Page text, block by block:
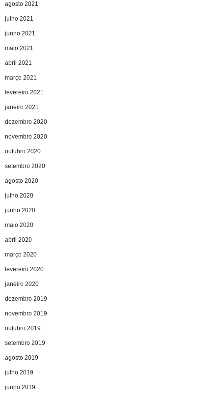
agosto 2021
julho 2021
junho 2021
maio 2021
abril 2021
março 2021
fevereiro 2021
janeiro 2021
dezembro 2020
novembro 2020
outubro 2020
setembro 2020
agosto 2020
julho 2020
junho 2020
maio 2020
abril 2020
março 2020
fevereiro 2020
janeiro 2020
dezembro 2019
novembro 2019
outubro 2019
setembro 2019
agosto 2019
julho 2019
junho 2019